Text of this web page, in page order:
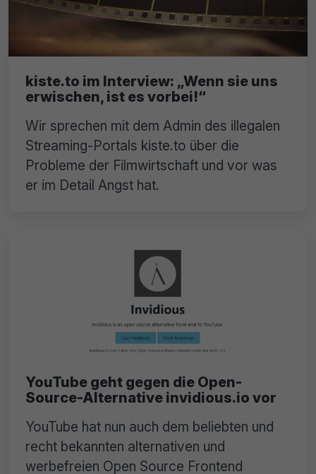
kiste.to im Interview: „Wenn sie uns
erwischen, ist es vorbei!“
Wir sprechen mit dem Admin des illegalen
Streaming-Portals kiste.to über die
Probleme der Filmwirtschaft und vor was
er im Detail Angst hat.
YouTube geht gegen die Open-
Source-Alternative invidious.io vor
YouTube hat nun auch dem beliebten und
recht bekannten alternativen und
werbefreien Open Source Frontend